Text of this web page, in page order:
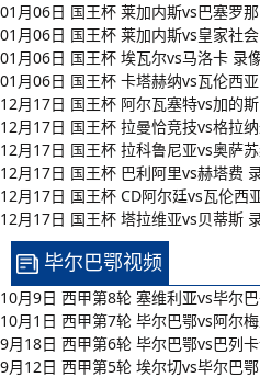
01月06日 国王杯 莱加内斯vs巴塞罗
01月06日 国王杯 莱加内斯vs皇家社
01月06日 国王杯 埃瓦尔vs马洛卡 录
01月06日 国王杯 卡塔赫纳vs瓦伦西
12月17日 国王杯 阿尔瓦塞特vs加的
12月17日 国王杯 拉曼恰竞技vs格拉
12月17日 国王杯 拉科鲁尼亚vs奥萨
12月17日 国王杯 巴利阿里vs赫塔费
12月17日 国王杯 CD阿尔廷vs瓦伦西
12月17日 国王杯 塔拉维亚vs贝蒂斯
毕尔巴鄂视频
10月9日 西甲第8轮 塞维利亚vs毕尔
10月1日 西甲第7轮 毕尔巴鄂vs阿尔
9月18日 西甲第6轮 毕尔巴鄂vs巴列
9月12日 西甲第5轮 埃尔切vs毕尔巴